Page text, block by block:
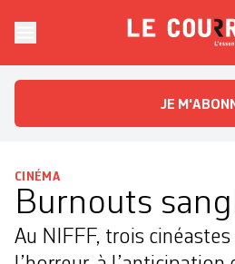
Le
JE
CINÉMA
Burnouts
Au NIFFF, trois